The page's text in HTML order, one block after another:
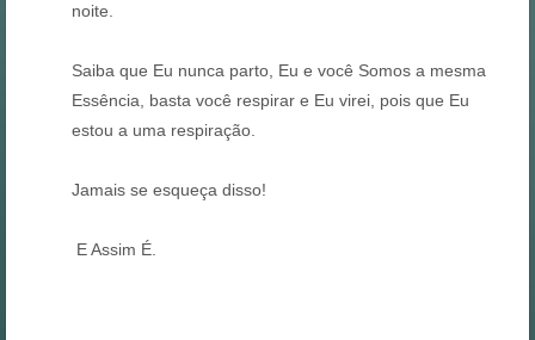
noite.
Saiba que Eu nunca parto, Eu e você Somos a mesma
Essência, basta você respirar e Eu virei, pois que Eu
estou a uma respiração.
Jamais se esqueça disso!
E Assim É.